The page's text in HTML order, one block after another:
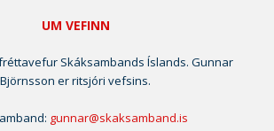
UM VEFINN
Skáksambands Íslands. Gunnar
Björnsson er ritsjóri vefsins.
gunnar@skaksamband.is